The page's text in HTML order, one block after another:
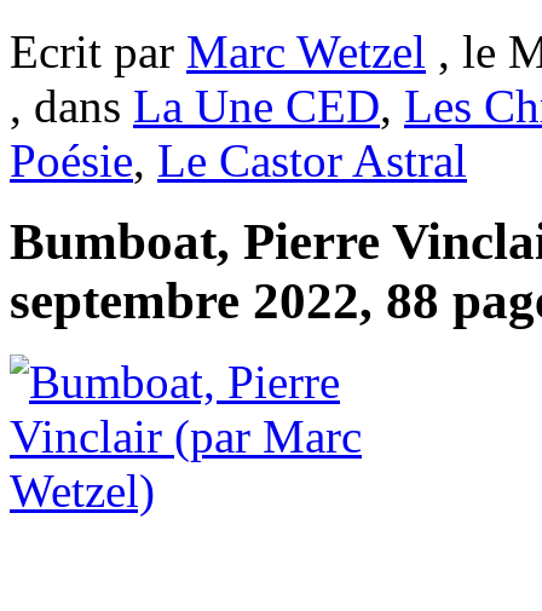
Ecrit par Marc Wetzel , le
, dans La Une CED, Les
Poésie, Le Castor Astral
Bumboat, Pierre
septembre 2022, 88